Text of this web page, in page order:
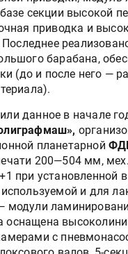
секции высокой
приводка и
барабана,
(до и после него —
данное в начале
планетарной
200—504 мм,
при установленной
используемой и для
модули
с